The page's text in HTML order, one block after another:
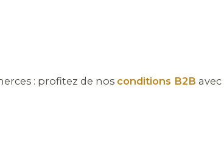
: profitez de nos conditions B2B avec